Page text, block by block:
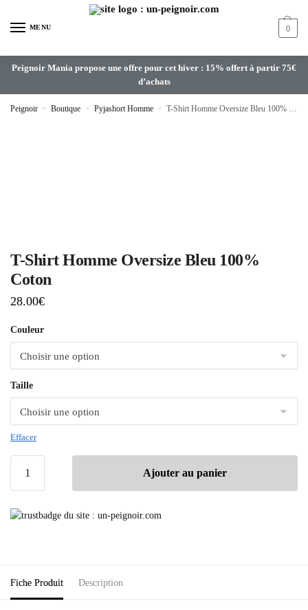
MENU 0
Peignoir Mania propose une offre pour cet hiver : 15% offert à partir 75€
d’achats
Peignoir » Boutique » Pyjashort Homme » T-Shirt Homme Oversize Bleu 100% Coton
T-Shirt Homme Oversize Bleu 100%
Coton
28.00€
Couleur
Taille
Effacer
Ajouter au panier
Fiche Produit Description